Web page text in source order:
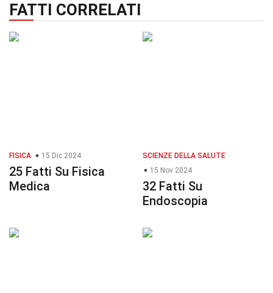
FATTI CORRELATI
FISICA 15 Dic 2024
25 Fatti Su Fisica
Medica
SCIENZE DELLA SALUTE
15 Nov 2024
32 Fatti Su
Endoscopia